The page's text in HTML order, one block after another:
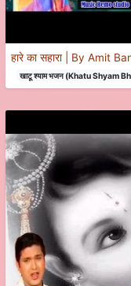
हारे का सहारा | By Amit
खाटू श्याम भजन (Khatu Shyam